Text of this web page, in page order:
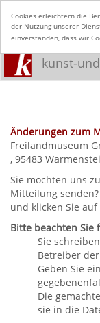
Cookies erleichtern die
der Nutzung unserer
einverstanden, dass wir
kunst-
Änderungen zum
Freilandmuseum
, 95483
Sie möchten uns
Mitteilung
und klicken Sie
Bitte beachten Sie
Sie
Betreiber
Geben Sie
Die
sie in die